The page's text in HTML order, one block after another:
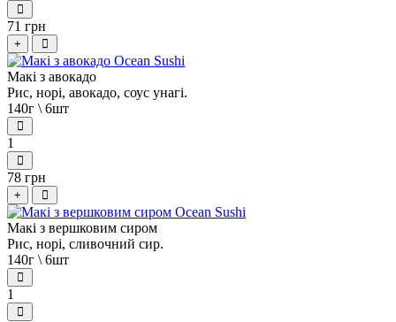
71 грн
+
Макі з авокадо
Рис, норі, авокадо, соус унагі.
140г \ 6шт
1
78 грн
+
Макі з вершковим сиром
Рис, норі, сливочний сир.
140г \ 6шт
1